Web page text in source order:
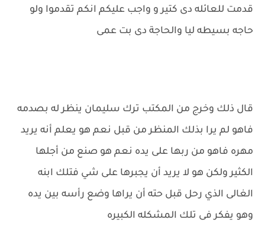
قدمت للعائله دى كتير و واجب عليكم انكم تقدموا ولو
حاجه بسيطه ليا والحاجة دى بت عمى
قال ذلك وخرج من المكتب ترك سليمان ينظر له بصدمه
فاهو لم يرا بذلك المنظر من قبل نعم هو يعلم أنه يريد
مهره فاهو من ربها على يده نعم هو صنع من أجلها
الكثير ولكن هو لا يريد أن يجبرها على شي فتلك ابنه
الغالى الذي رحل قبل حته أن يراها وضع رأسه بين يده
وهو يفكر فى تلك المشكله الكبيره